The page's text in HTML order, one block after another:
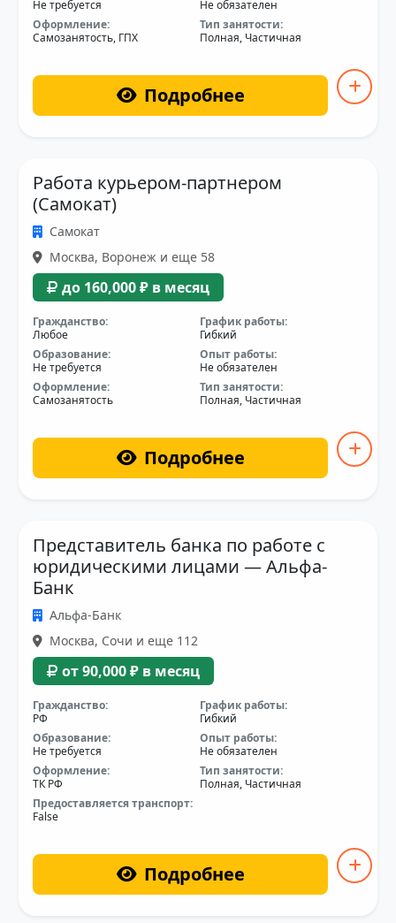
Не требуется
Не обязателен
Оформление:
Самозанятость, ГПХ
Тип занятости:
Полная, Частичная
Подробнее
Работа курьером-партнером
(Самокат)
Самокат
Москва, Воронеж и еще 58
до 160,000 ₽ в месяц
Гражданство:
Любое
График работы:
Гибкий
Образование:
Не требуется
Опыт работы:
Не обязателен
Оформление:
Самозанятость
Тип занятости:
Полная, Частичная
Подробнее
Представитель банка по работе с
юридическими лицами — Альфа-
Банк
Альфа-Банк
Москва, Сочи и еще 112
от 90,000 ₽ в месяц
Гражданство:
РФ
График работы:
Гибкий
Образование:
Не требуется
Опыт работы:
Не обязателен
Оформление:
ТК РФ
Тип занятости:
Полная, Частичная
Предоставляется транспорт:
False
Подробнее